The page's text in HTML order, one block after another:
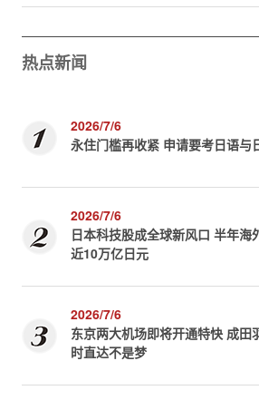
热点新闻
2026/7/6
永住门槛再收紧 申请要考日语与
2026/7/6
日本科技股成全球新风口 半年海
近10万亿日元
2026/7/6
东京两大机场即将开通特快 成田
时直达不是梦